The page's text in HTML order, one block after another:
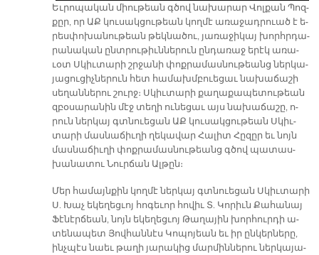
Եւ­րո­պա­կան միու­թեան գծով նա­խա­րար Վոլ­քան Պոզ­
քըր, որ ԱՔ կու­սակ­ցու­թեան կող­մէ ա­ռա­ջադ­րուած է ե­
րես­փո­խա­նու­թեան թեկ­նա­ծու, յա­ռա­ջի­կայ խորհրդա­
րա­նա­կան ընտ­րու­թիւն­նե­րուն ըն­դա­ռաջ ե­րէկ ա­ռա­
ւօտ Սկիւ­տա­րի շրջա­նի փոք­րա­մաս­նու­թեանց ներ­կա­
յա­ցու­ցիչ­նե­րուն հետ հա­մախմ­բուե­ցաւ նա­խա­ճա­շի
սե­ղան­նե­րու շուրջ։ Սկիւ­տա­րի քա­ղա­քա­պե­տու­թեան
զբօ­սա­րա­նին մէջ տե­ղի ու­նե­ցաւ այս նա­խա­ճա­շը, ո­
րուն ներ­կայ գտնուե­ցան ԱՔ կու­սակ­ցու­թեան Սկիւ­
տա­րի մաս­նա­ճիւ­ղի ղե­կա­վար Հա­լիտ Հը­զըր եւ նոյն
մաս­նա­ճիւ­ղի փոք­րա­մաս­նու­թեանց գծով պա­տաս­
խա­նա­տու Նուր­ճան Ալ­թըն։
Մեր հա­մայն­քին կող­մէ ներ­կայ գտնուե­ցան Սկիւ­տա­րի
Ս. Խաչ ե­կե­ղեց­ւոյ հո­գե­ւոր հո­վիւ Տ. Կո­րիւն Քա­հա­նայ
Ֆէ­նէր­ճեան, նոյն ե­կե­ղեց­ւոյ Թա­ղա­յին խոր­հուր­դի ա­
տե­նա­պետ Յով­հան­նէս Կո­պո­յեան եւ իր ըն­կեր­նե­րը,
ինչ­պէս նաեւ թա­ղի յա­րա­կից մար­մին­նե­րու ներ­կա­յա­